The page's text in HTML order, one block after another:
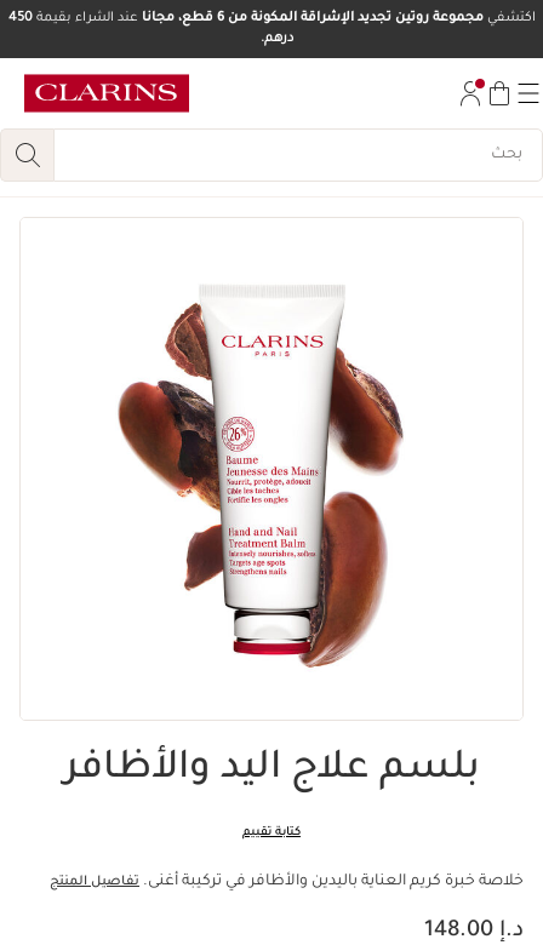
انتقل إلى أسفل الصفحة
اكتشفيمجموعة روتين تجديد الإشراقة المكونة من 6 قطع، مجانا عند الشراء بقيمة450
درهم.
بلسم علاج اليد والأظافر
كتابة تقييم
خلاصة خبرة كريم العناية باليدين والأظافر في تركيبة أغنى. تفاصيل المنتج
السعر الحالي هو د.إ 148.00
د.إ 148.00